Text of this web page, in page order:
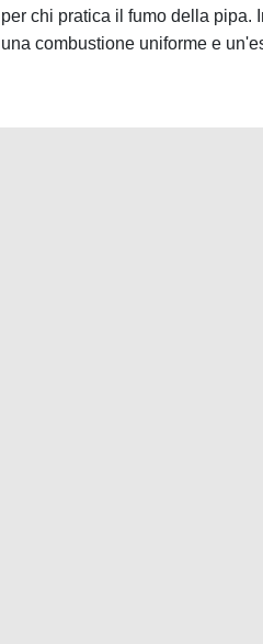
per chi pratica il fumo della pipa.
una combustione uniforme e